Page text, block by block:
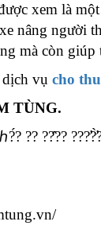
xem là
nâng người
mà còn
vụ cho
TÙNG.
?? ??̂??